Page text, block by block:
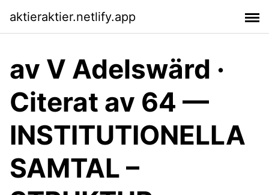
aktieraktier.netlify.app
av V Adelswärd ·
Citerat av 64 —
INSTITUTIONELLA
SAMTAL –